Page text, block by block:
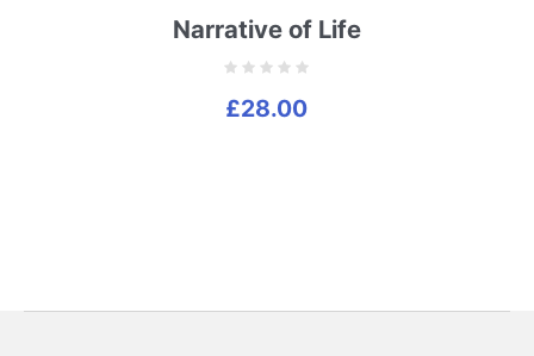
Narrative of Life
£28.00